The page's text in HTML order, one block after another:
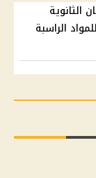
الثانوية
الراسبة